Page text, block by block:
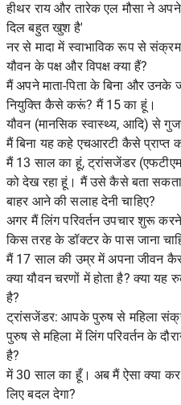
हीथर राय और तारेक एल मौसा ने अपने
दिल बहुत खुश है'
नर से मादा में स्वाभाविक रूप से
यौवन के पक्ष और विपक्ष क्या हैं?
मैं अपने माता-पिता के बिना और उनके
नियुक्ति कैसे करूं? मैं 15 का हूं।
यौवन (मानसिक स्वास्थ्य, आदि) से
मैं बिना यह कहे एचआरटी कैसे प्राप्त
मैं 13 साल का हूं, ट्रांसजेंडर
को देख रहा हूं। मैं उसे कैसे बता
बाहर आने की सलाह देनी चाहिए?
अगर मैं लिंग परिवर्तन उपचार शुरू
किस तरह के डॉक्टर के पास जाना
मैं 17 साल की उम्र में अपना जीवन
क्या यौवन चरणों में होता है? क्या
है?
ट्रांसजेंडर: आपके पुरुष से महिला
पुरुष से महिला में लिंग परिवर्तन के
है?
में 30 साल का हूँ। अब मैं ऐसा क्या
लिए बदल देगा?